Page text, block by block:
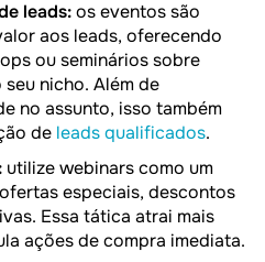
leads:os eventos são
aos leads, oferecendo
ou seminários sobre
nicho. Além de
no assunto, isso também
de leads qualificados.
utilize webinars como um
especiais, descontos
Essa tática atrai mais
ações de compra imediata.